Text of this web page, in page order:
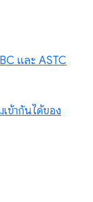
และ ASTC
ข้ากันได้ของ